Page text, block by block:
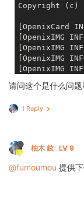
Copyright (c)
[OpenixCard
[OpenixIMG
[OpenixIMG
[OpenixIMG
[OpenixIMG
terminate
请问这个是什么问题
1 Reply
柚木 鉉 LV 9
@fumoumou 提供